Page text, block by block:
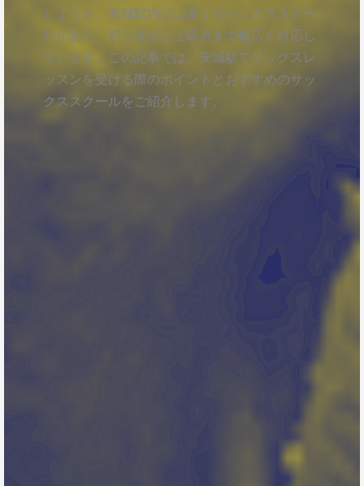
しょうか。安城駅内には多くのサックススクー
ルがあり、初心者から上級者まで幅広く対応し
ています。この記事では、安城駅でサックスレ
ッスンを受ける際のポイントとおすすめのサッ
クススクールをご紹介します。